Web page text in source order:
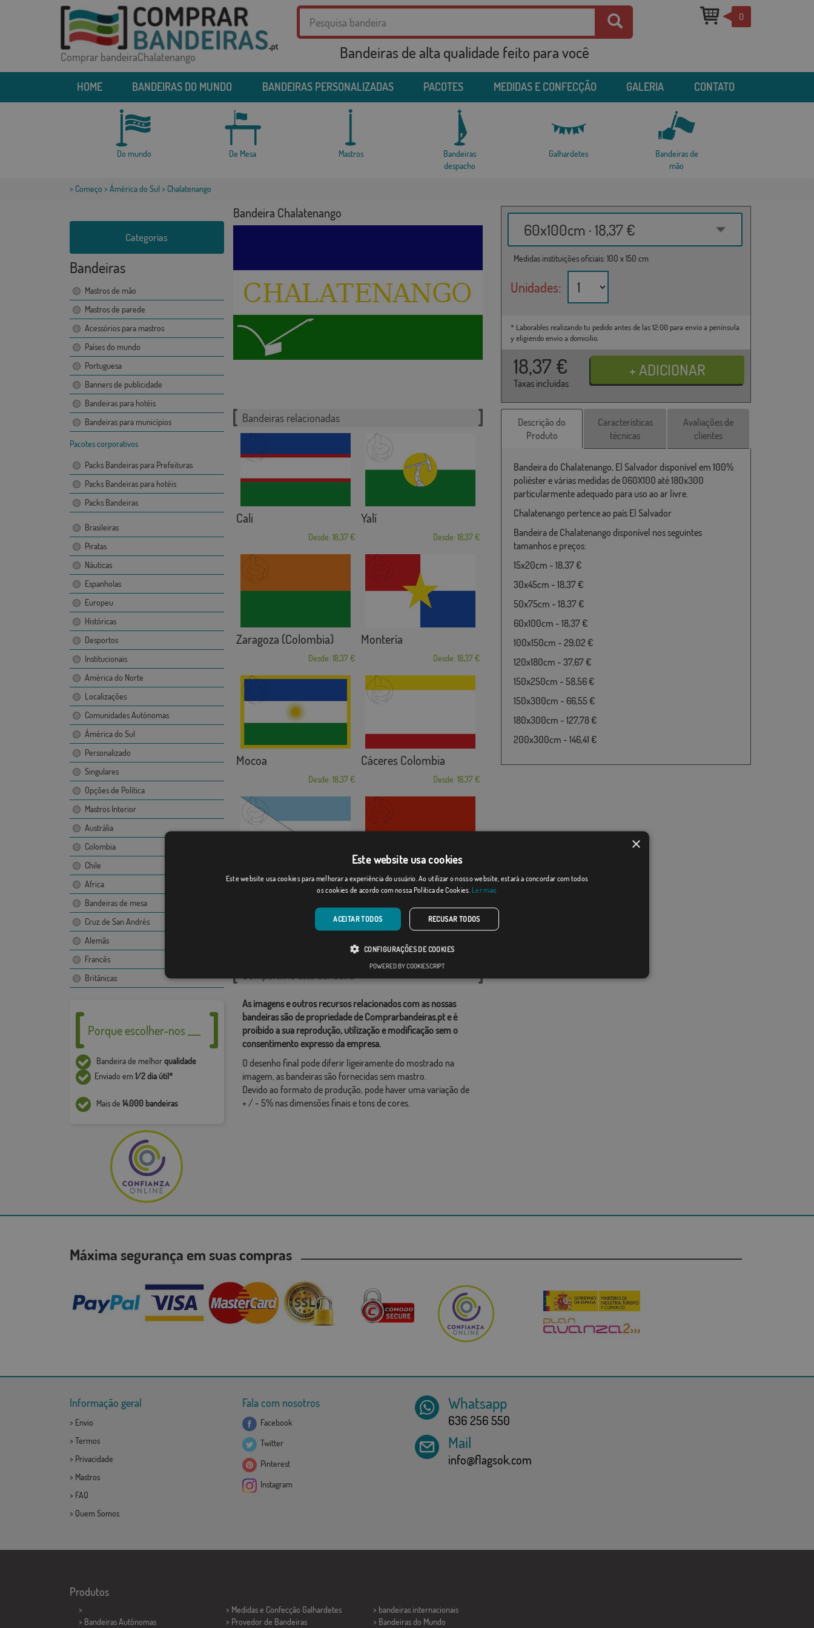
Comprar bandeiraChalatenango Bandeiras de alta qualidade feito para você
0
HOME BANDEIRAS DO MUNDO BANDEIRAS PERSONALIZADAS PACOTES MEDIDAS E CONFECÇÃO GALERIA CONTATO
Do mundo De Mesa Mastros
Bandeiras
despacho
Galhardetes
Bandeiras de
mão
> Começo > Ámérica do Sul > Chalatenango
Categorias
Bandeiras
Mastros de mão
Mastros de parede
Acessórios para mastros
Países do mundo
Portuguesa
Banners de publicidade
Bandeiras para hotéis
Bandeiras para municípios
Pacotes corporativos
Packs Bandeiras para Prefeituras
Packs Bandeiras para hotéis
Packs Bandeiras
Brasileiras
Piratas
Náuticas
Espanholas
Europeu
Históricas
Desportos
Institucionais
América do Norte
Localizações
Comunidades Autónomas
Ámérica do Sul
Personalizado
Singulares
Opções de Política
Mastros Interior
Austrália
Colombia
Chile
Africa
Bandeiras de mesa
Cruz de San Andrés
Alemãs
Francês
Britânicas
Porque escolher-nos ___
Bandeira de melhorqualidade
Enviado em1/2 dia útil*
Mais de 14.000 bandeiras
Bandeira Chalatenango
60x100cm · 18,37 €
Medidas instituições oficiais: 100 x 150 cm
Unidades:
* Laborables realizando tu pedido antes de las 12:00 para envío a península
y eligiendo envío a domicilio.
18,37 €
Taxas incluídas
Bandeiras relacionadas
Cali
Desde: 18,37 €
Yalí
Desde: 18,37 €
Zaragoza (Colombia)
Desde: 18,37 €
Montería
Desde: 18,37 €
Mocoa
Desde: 18,37 €
Cáceres Colombia
Desde: 18,37 €
Giraldo Oruro
Categorias relacionadas:
Compartilhe esta bandeira
As imagens e outros recursos relacionados com as nossas
bandeiras são de propriedade de Comprarbandeiras.pt e é
proibido a sua reprodução, utilização e modificação sem o
consentimento expresso da empresa.
O desenho final pode diferir ligeiramente do mostrado na
imagem, as bandeiras são fornecidas sem mastro.
Devido ao formato de produção, pode haver uma variação de
+ / - 5% nas dimensões finais e tons de cores.
Descrição do
Produto
Características
técnicas
Avaliações de
clientes
Bandeira do Chalatenango, El Salvador disponível em 100%
poliéster e várias medidas de 060X100 até 180x300
particularmente adequado para uso ao ar livre.
Chalatenango pertence ao país El Salvador
Bandeira de Chalatenango disponível nos seguintes
tamanhos e preços:
15x20cm - 18,37 €
30x45cm - 18,37 €
50x75cm - 18,37 €
60x100cm - 18,37 €
100x150cm - 29,02 €
120x180cm - 37,67 €
150x250cm - 58,56 €
150x300cm - 66,55 €
180x300cm - 127,78 €
200x300cm - 146,41 €
Máxima segurança em suas compras
Informação geral
> Envio
> Termos
> Privacidade
> Mastros
> FAQ
> Quem Somos
Fala com nosotros
Facebook
Twitter
Pinterest
Instagram
Whatsapp
636 256 550
Mail
info@flagsok.com
Produtos
>
> Bandeiras Autônomas
> Medidas e Confecção Galhardetes
> Provedor de Bandeiras
> bandeiras internacionais
> Bandeiras do Mundo
×
Este website usa cookies
Este website usa cookies para melhorar a experiência do usuário. Ao utilizar o nosso website, estará a concordar com todos
os cookies de acordo com nossa Política de Cookies. Ler mais
ACEITAR TODOS RECUSAR TODOS
CONFIGURAÇÕES DE COOKIES
POWERED BY COOKIESCRIPT